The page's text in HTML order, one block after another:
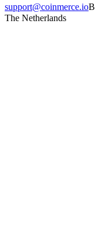
support@coinmerce.io
The Netherlands